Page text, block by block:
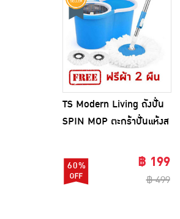
TS Modern Living ถังปั่น
SPIN MOP ตะกร้าปั่นแห้งส
CLEANING0019
60% ฿ 199
฿ 499